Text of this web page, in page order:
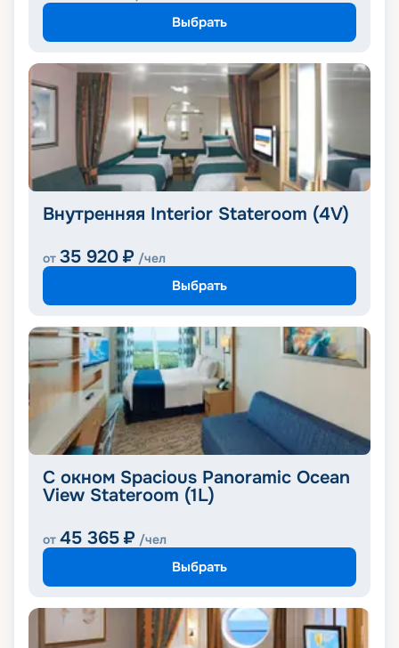
Выбрать
Внутренняя Interior Stateroom (4V)
от 35 920 ₽ /чел
Выбрать
С окном Spacious Panoramic Ocean
View Stateroom (1L)
от 45 365 ₽ /чел
Выбрать